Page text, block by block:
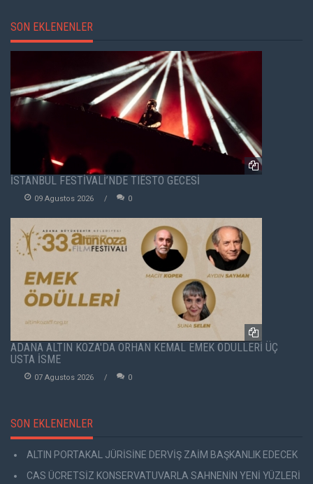
SON EKLENENLER
İSTANBUL FESTİVALİ’NDE TIËSTO GECESİ
09 Agustos 2026 0
ADANA ALTIN KOZA'DA ORHAN KEMAL EMEK ÖDÜLLERİ ÜÇ
USTA İSME
07 Agustos 2026 0
SON EKLENENLER
ALTIN PORTAKAL JÜRİSİNE DERVİŞ ZAİM BAŞKANLIK EDECEK
CAS ÜCRETSİZ KONSERVATUVARLA SAHNENİN YENİ YÜZLERİ